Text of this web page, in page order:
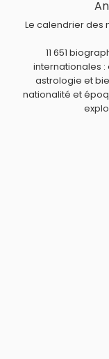
Xavier Bertrand
Quels
Taureau comme
Jean-François
Môquet,Jacques
signe Taureau.
Le calendrier des
11 651
internationales :
astrologie et
nationalité et